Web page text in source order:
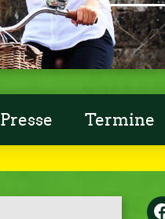
Presse Termine